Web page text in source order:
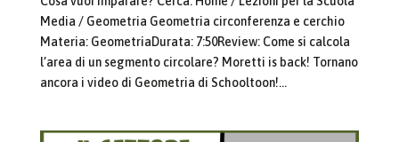
Media / Geometria Geometria circonferenza e cerchio
Materia: GeometriaDurata: 7:50Review: Come si calcola
l’area di un segmento circolare? Moretti is back! Tornano
ancora i video di Geometria di Schooltoon!...